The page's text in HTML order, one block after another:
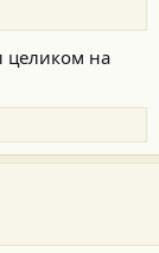
целиком на